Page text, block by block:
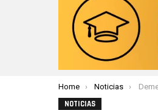
Você está aqui:
Home Noticias
NOTICIAS